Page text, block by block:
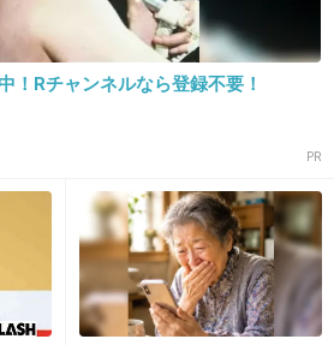
持ち悪い
CDを購入
！Rチャンネルなら登録不要！
PR